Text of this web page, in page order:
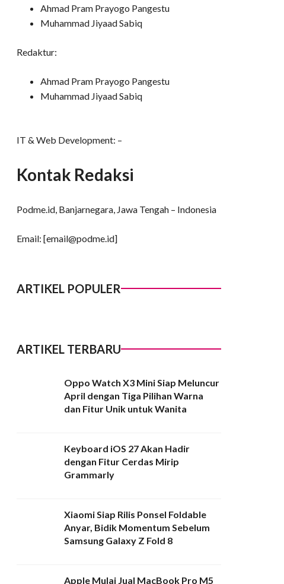
Ahmad Pram Prayogo Pangestu
Muhammad Jiyaad Sabiq
Redaktur:
Ahmad Pram Prayogo Pangestu
Muhammad Jiyaad Sabiq
IT & Web Development: –
Kontak Redaksi
Podme.id, Banjarnegara, Jawa Tengah – Indonesia
Email: [email@podme.id]
ARTIKEL POPULER
ARTIKEL TERBARU
Oppo Watch X3 Mini Siap Meluncur
April dengan Tiga Pilihan Warna
dan Fitur Unik untuk Wanita
Keyboard iOS 27 Akan Hadir
dengan Fitur Cerdas Mirip
Grammarly
Xiaomi Siap Rilis Ponsel Foldable
Anyar, Bidik Momentum Sebelum
Samsung Galaxy Z Fold 8
Apple Mulai Jual MacBook Pro M5